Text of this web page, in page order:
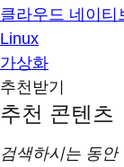
클라우드 네이티
Linux
가상화
추천받기
추천 콘텐츠
검색하시는 동